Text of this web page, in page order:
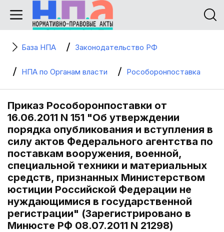
База НПА Законодательство РФ
НПА по Органам власти Рособоронпоставка
Приказ Рособоронпоставки от
16.06.2011 N 151 "Об утверждении
порядка опубликования и вступления в
силу актов Федерального агентства по
поставкам вооружения, военной,
специальной техники и материальных
средств, признанных Министерством
юстиции Российской Федерации не
нуждающимися в государственной
регистрации" (Зарегистрировано в
Минюсте РФ 08.07.2011 N 21298)